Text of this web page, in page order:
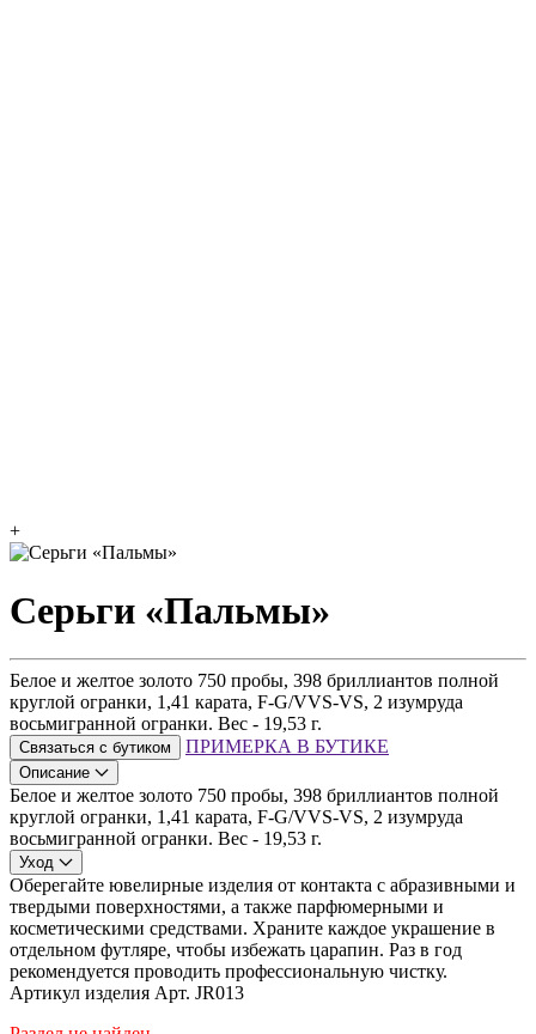
+
Серьги «Пальмы»
Белое и желтое золото 750 пробы, 398 бриллиантов полной
круглой огранки, 1,41 карата, F-G/VVS-VS, 2 изумруда
восьмигранной огранки. Вес - 19,53 г.
Связаться с бутиком ПРИМЕРКА В БУТИКЕ
Описание
Белое и желтое золото 750 пробы, 398 бриллиантов полной
круглой огранки, 1,41 карата, F-G/VVS-VS, 2 изумруда
восьмигранной огранки. Вес - 19,53 г.
Уход
Оберегайте ювелирные изделия от контакта с абразивными и
твердыми поверхностями, а также парфюмерными и
косметическими средствами. Храните каждое украшение в
отдельном футляре, чтобы избежать царапин. Раз в год
рекомендуется проводить профессиональную чистку.
Артикул изделия Арт. JR013